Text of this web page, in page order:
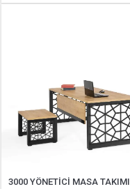
3000 YÖNETİCİ MASA TAKIMI